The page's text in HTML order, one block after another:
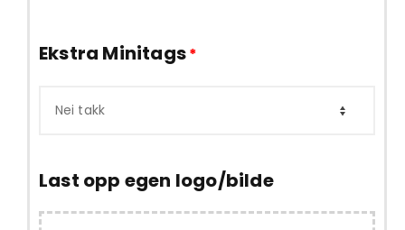
Ekstra Minitags*
Last opp egen logo/bilde